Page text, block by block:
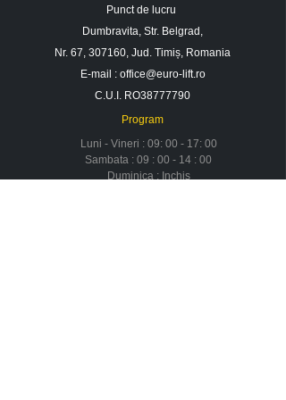
Punct de lucru
Dumbravita, Str. Belgrad,
Nr. 67, 307160, Jud. Timiș, Romania
E-mail : office@euro-lift.ro
C.U.I. RO38777790
Program
Luni - Vineri : 09: 00 - 17: 00
Sambata : 09 : 00 - 14 : 00
Duminica : Inchis